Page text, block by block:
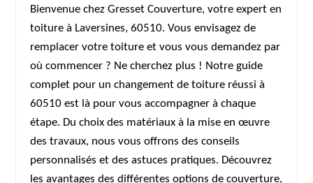
Bienvenue chez Gresset Couverture, votre expert en
toiture à Laversines, 60510. Vous envisagez de
remplacer votre toiture et vous vous demandez par
où commencer ? Ne cherchez plus ! Notre guide
complet pour un changement de toiture réussi à
60510 est là pour vous accompagner à chaque
étape. Du choix des matériaux à la mise en œuvre
des travaux, nous vous offrons des conseils
personnalisés et des astuces pratiques. Découvrez
les avantages des différentes options de couverture,